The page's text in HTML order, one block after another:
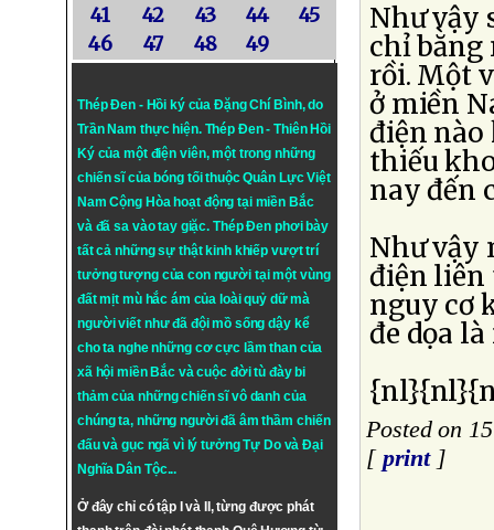
41
42 43 44
45
46
47 48 49
Thép Đen - Hồi ký của Đặng Chí Bình, do
Trần Nam thực hiện. Thép Đen- Thiên Hồi
Ký của một điện viên, một trong những
chiến sĩ của bóng tối thuộc Quân Lực Việt
Nam Cộng Hòa hoạt động tại miền Bắc
và đã sa vào tay giặc. Thép Đen phơi bày
tất cả những sự thật kinh khiếp vượt trí
tưởng tượng của con người tại một vùng
đất mịt mù hắc ám của loài quỷ dữ mà
người viết như đã đội mồ sống dậy kể
cho ta nghe những cơ cực lầm than của
xã hội miền Bắc và cuộc đời tù đày bi
thảm của những chiến sĩ vô danh của
chúng ta, những người đã âm thầm chiến
đấu và gục ngã vì lý tưởngTự DovàĐại
Nghĩa Dân Tộc...
Ở đây chỉ có tập I và II, từng được phát
Như vậy
chỉ bằng
rồi. Một
ở miền
điện nào
thiếu
nay đến
Như vậy
điện liên
nguy cơ
đe dọa
Posted on
[ print]